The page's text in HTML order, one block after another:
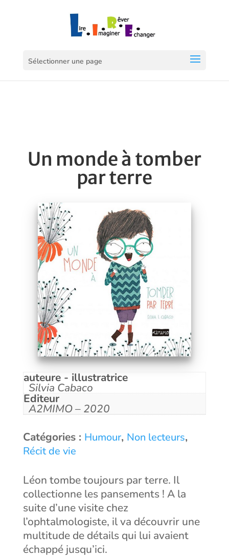
Sélectionner une page
Un monde à tomber
par terre
auteure - illustratrice
Silvia Cabaco
Editeur
A2MIMO – 2020
Catégories : Humour, Non lecteurs,
Récit de vie
Léon tombe toujours par terre. Il
collectionne les pansements ! A la
suite d’une visite chez
l’ophtalmologiste, il va découvrir une
multitude de détails qui lui avaient
échappé jusqu’ici.